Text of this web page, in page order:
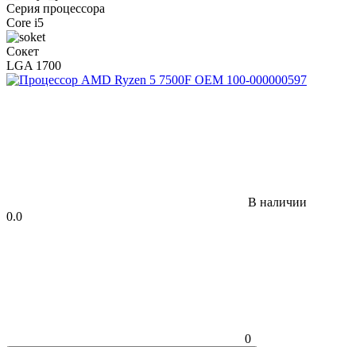
Серия процессора
Core i5
Сокет
LGA 1700
В наличии
0.0
0